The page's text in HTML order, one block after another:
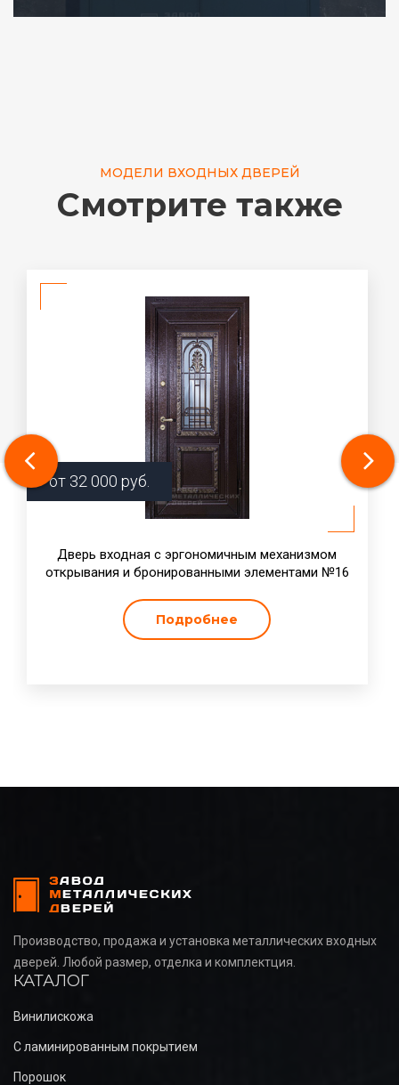
МОДЕЛИ ВХОДНЫХ ДВЕРЕЙ
Смотрите также
от 32 000 руб.
Дверь входная с эргономичным механизмом
открывания и бронированными элементами №16
Подробнее
Производство, продажа и установка металлических входных
дверей. Любой размер, отделка и комплектция.
КАТАЛОГ
Винилискожа
С ламинированным покрытием
Порошок